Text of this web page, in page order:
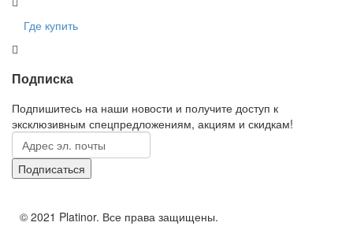
Где купить
Подписка
Подпишитесь на наши новости и получите доступ к
эксклюзивным спецпредложениям, акциям и скидкам!
© 2021 Platinor. Все права защищены.